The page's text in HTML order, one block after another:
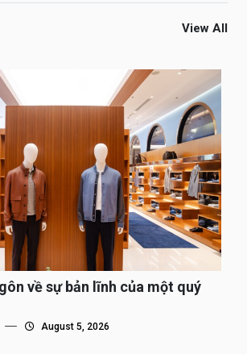
View All
về sự bản lĩnh của một quý
August 5, 2026